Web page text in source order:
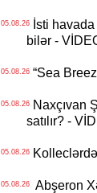
05.08.26İsti havada
bilər -
05.08.26“Sea
05.08.26Naxçıvan
satılır? -
05.08.26Kolleclərdə
05.08.26Abşeron